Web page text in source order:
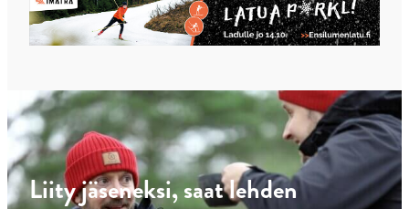
Liity jäseneksi, saat lehden